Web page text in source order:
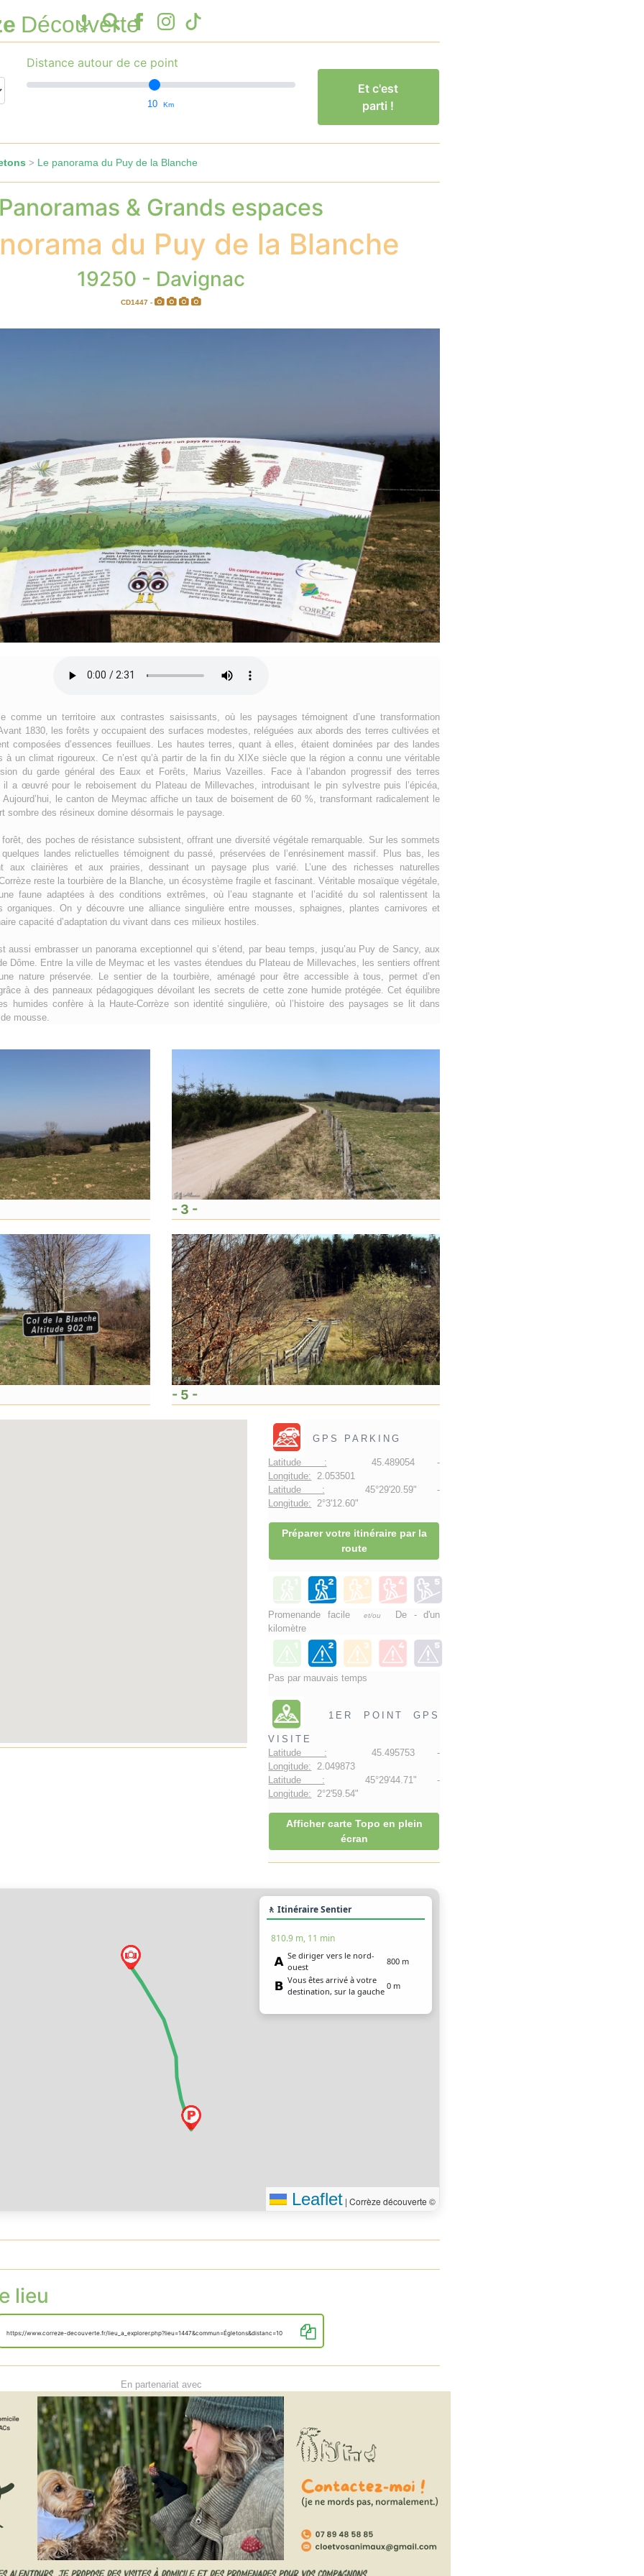
Découverte
Distance autour de ce point
10 Km
Et c'est
parti !
> Le panorama du Puy de la Blanche
& Grands espaces
du Puy de la Blanche
19250 - Davignac
CD1447 -
comme un territoire aux contrastes saisissants, où les paysages témoignent d’une transformation
1830, les forêts y occupaient des surfaces modestes, reléguées aux abords des terres cultivées et
composées d’essences feuillues. Les hautes terres, quant à elles, étaient dominées par des landes
à un climat rigoureux. Ce n’est qu’à partir de la fin du XIXe siècle que la région a connu une véritable
du garde général des Eaux et Forêts, Marius Vazeilles. Face à l’abandon progressif des terres
il a œuvré pour le reboisement du Plateau de Millevaches, introduisant le pin sylvestre puis l’épicéa,
le canton de Meymac affiche un taux de boisement de 60 %, transformant radicalement le
sombre des résineux domine désormais le paysage.
forêt, des poches de résistance subsistent, offrant une diversité végétale remarquable. Sur les sommets
landes relictuelles témoignent du passé, préservées de l’enrésinement massif. Plus bas, les
aux clairières et aux prairies, dessinant un paysage plus varié. L’une des richesses naturelles
reste la tourbière de la Blanche, un écosystème fragile et fascinant. Véritable mosaïque végétale,
faune adaptées à des conditions extrêmes, où l’eau stagnante et l’acidité du sol ralentissent la
organiques. On y découvre une alliance singulière entre mousses, sphaignes, plantes carnivores et
capacité d’adaptation du vivant dans ces milieux hostiles.
aussi embrasser un panorama exceptionnel qui s’étend, par beau temps, jusqu’au Puy de Sancy, aux
Dôme. Entre la ville de Meymac et les vastes étendues du Plateau de Millevaches, les sentiers offrent
nature préservée. Le sentier de la tourbière, aménagé pour être accessible à tous, permet d’en
à des panneaux pédagogiques dévoilant les secrets de cette zone humide protégée. Cet équilibre
humides confère à la Haute-Corrèze son identité singulière, où l’histoire des paysages se lit dans
mousse.
- 3 -
- 5 -
GPS PARKING
Latitude : 45.489054 -
Longitude: 2.053501
Latitude : 45°29'20.59" -
Longitude: 2°3'12.60"
Préparer votre itinéraire par la
route
Promenande facileet/ou
De - d'un
kilomètre
Pas par mauvais temps
1ER POINT GPS
VISITE
Latitude : 45.495753 -
Longitude: 2.049873
Latitude : 45°29'44.71" -
Longitude: 2°2'59.54"
Afficher carte Topo en plein
écran
🚶 Itinéraire Sentier
810.9 m, 11 min
Se diriger vers le nord-
ouest
800 m
Vous êtes arrivé à votre
destination, sur la gauche
0 m
Leaflet | Corrèze découverte ©
lieu
https://www.correze-decouverte.fr/lieu_a_explorer.php?lieu=1447&commun=Égletons&distanc=10
En partenariat avec